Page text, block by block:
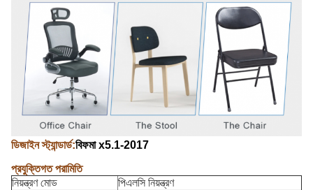
ডিজাইন স্ট্যান্ডার্ড:বিফমা x5.1-2017
প্রযুক্তিগত পরামিতি
নিয়ন্ত্রণ মোড
পিএলসি নিয়ন্ত্রণ